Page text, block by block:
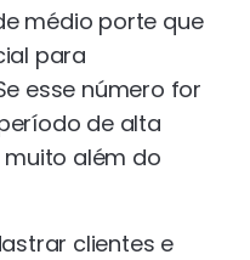
médio porte que
para
esse número for
de alta
além do
clientes e